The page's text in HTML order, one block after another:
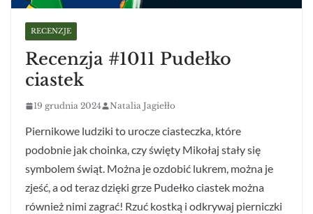
RECENZJE
Recenzja #1011 Pudełko
ciastek
19 grudnia 2024 Natalia Jagiełło
Piernikowe ludziki to urocze ciasteczka, które
podobnie jak choinka, czy święty Mikołaj stały się
symbolem świąt. Można je ozdobić lukrem, można je
zjeść, a od teraz dzięki grze Pudełko ciastek można
również nimi zagrać! Rzuć kostką i odkrywaj pierniczki